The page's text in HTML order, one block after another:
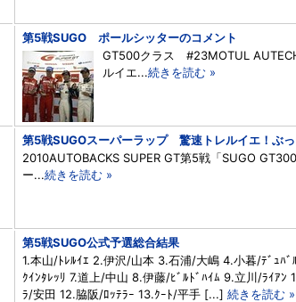
第5戦SUGO ポールシッターのコメント
GT500クラス #23MOTUL
ルイエ...続きを読む »
第5戦SUGOスーパーラップ 驚速トレルイエ！ぶ
2010AUTOBACKS SUPER GT第5戦「SUGO
ー...続きを読む »
第5戦SUGO公式予選総合結果
1.本山/ﾄﾚﾙｲｴ 2.伊沢/山本 3.石浦/大嶋 4.小暮/ﾃﾞｭﾊ
ｸｲﾝﾀﾚｯﾘ 7.道上/中山 8.伊藤/ﾋﾞﾙﾄﾞﾊｲﾑ 9.立川/ﾗｲｱﾝ
ﾗ/安田 12.脇阪/ﾛｯﾃﾗｰ 13.ｸｰﾄ/平手 [...] 続きを読む »